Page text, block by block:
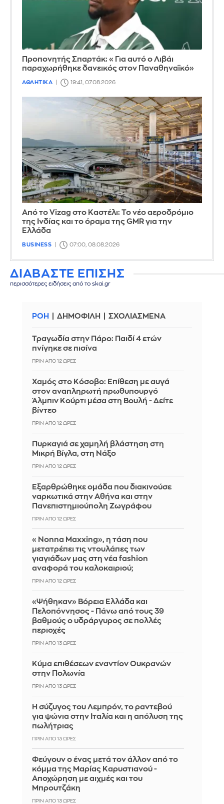
Προπονητής Σπαρτάκ: «Για αυτό ο Λιβάι
παραχωρήθηκε δανεικός στον Παναθηναϊκό»
ΑΘΛΗΤΙΚΑ 19:41, 07.08.2026
Από το Vizag στο Καστέλι: Το νέο αεροδρόμιο
της Ινδίας και το όραμα της GMR για την
Ελλάδα
BUSINESS 07:00, 08.08.2026
ΔΙΑΒΑΣΤΕ ΕΠΙΣΗΣ
περισσότερες ειδήσεις από το skai.gr
ΡΟΗ ΔΗΜΟΦΙΛΗ ΣΧΟΛΙΑΣΜΕΝΑ
Τραγωδία στην Πάρο: Παιδί 4 ετών
πνίγηκε σε πισίνα
ΠΡΙΝ ΑΠΌ 12 ΏΡΕΣ
Χαμός στο Κόσοβο: Επίθεση με αυγά
στον αναπληρωτή πρωθυπουργό
Άλμπιν Κούρτι μέσα στη Βουλή - Δείτε
βίντεο
ΠΡΙΝ ΑΠΌ 12 ΏΡΕΣ
Πυρκαγιά σε χαμηλή βλάστηση στη
Μικρή Βίγλα, στη Νάξο
ΠΡΙΝ ΑΠΌ 12 ΏΡΕΣ
Εξαρθρώθηκε ομάδα που διακινούσε
ναρκωτικά στην Αθήνα και στην
Πανεπιστημιούπολη Ζωγράφου
ΠΡΙΝ ΑΠΌ 12 ΏΡΕΣ
«Nonna Maxxing», η τάση που
μετατρέπει τις ντουλάπες των
γιαγιάδων μας στη νέα fashion
αναφορά του καλοκαιριού;
ΠΡΙΝ ΑΠΌ 12 ΏΡΕΣ
«Ψήθηκαν» Βόρεια Ελλάδα και
Πελοπόννησος - Πάνω από τους 39
βαθμούς ο υδράργυρος σε πολλές
περιοχές
ΠΡΙΝ ΑΠΌ 13 ΏΡΕΣ
Κύμα επιθέσεων εναντίον Ουκρανών
στην Πολωνία
ΠΡΙΝ ΑΠΌ 13 ΏΡΕΣ
Η σύζυγος του Λεμπρόν, το ραντεβού
για ψώνια στην Ιταλία και η απόλυση της
πωλήτριας
ΠΡΙΝ ΑΠΌ 13 ΏΡΕΣ
Φεύγουν ο ένας μετά τον άλλον από το
κόμμα της Μαρίας Καρυστιανού -
Αποχώρηση με αιχμές και του
Μπρουτζάκη
ΠΡΙΝ ΑΠΌ 13 ΏΡΕΣ